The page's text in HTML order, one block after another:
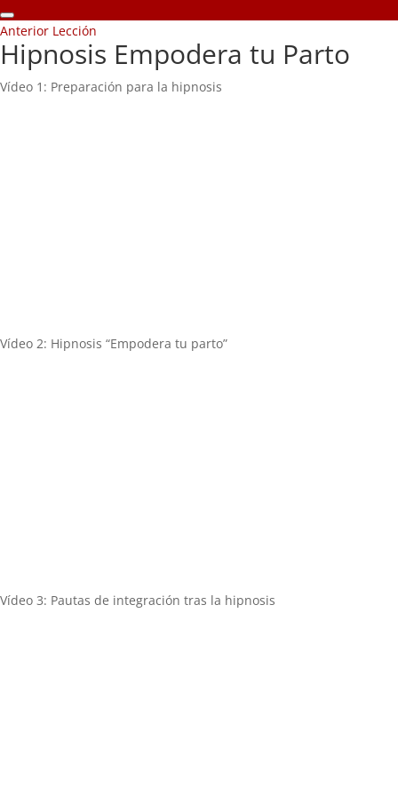
Anterior Lección
Hipnosis Empodera tu Parto
Vídeo 1: Preparación para la hipnosis
Vídeo 2: Hipnosis “Empodera tu parto”
Vídeo 3: Pautas de integración tras la hipnosis